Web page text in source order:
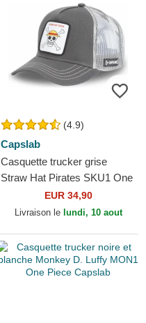
(4.9)
Capslab
Casquette trucker grise
Straw Hat Pirates SKU1 One
Piece CapslabEUR 34,90
Livraison le lundi, 10 aout